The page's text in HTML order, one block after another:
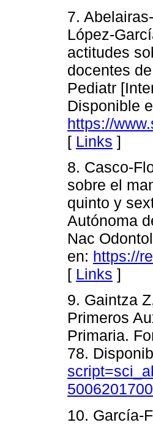
7.
López-
actitudes
docentes
Pediatr
Disponible
https://
[ Links ]
8. Casco-
sobre el
quinto y
Autónoma
Nac
en: https://
[ Links ]
9. Gaintza
Primeros
Primaria.
78.
10. García-